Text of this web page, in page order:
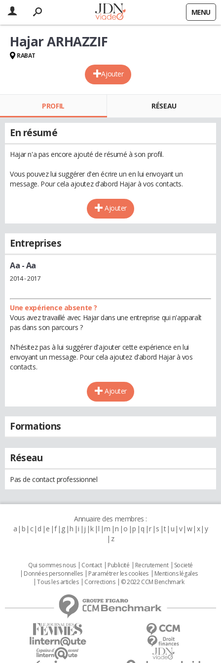
MENU
Ajouter
Hajar ARHAZZIF
RABAT
PROFIL RÉSEAU
En résumé
Hajar n'a pas encore ajouté de résumé à son profil.
Vous pouvez lui suggérer d'en écrire un en lui envoyant un
message. Pour cela ajoutez d'abord Hajar à vos contacts.
Ajouter
Entreprises
Aa - Aa
2014 - 2017
Une expérience absente ?
Vous avez travaillé avec Hajar dans une entreprise qui n'apparaît
pas dans son parcours ?
N'hésitez pas à lui suggérer d'ajouter cette expérience en lui
envoyant un message. Pour cela ajoutez d'abord Hajar à vos
contacts.
Ajouter
Formations
Réseau
Pas de contact professionnel
Annuaire des membres :
a b c d e f g h i j k l m n o p q r s t u v w x y
z
Qui sommes nous Contact Publicité Recrutement
Societé
Données personnelles
Paramétrer les cookies
Mentions légales
Tous les articles
Corrections © 2022 CCM Benchmark